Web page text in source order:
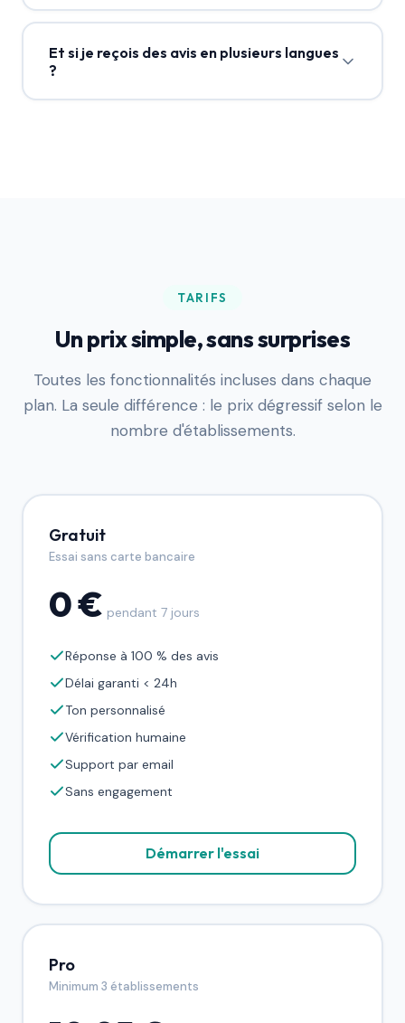
Et si je reçois des avis en plusieurs langues
?
TARIFS
Un prix simple, sans surprises
Toutes les fonctionnalités incluses dans chaque
plan. La seule différence : le prix dégressif selon le
nombre d'établissements.
Gratuit
Essai sans carte bancaire
0 € pendant 7 jours
Réponse à 100 % des avis
Délai garanti < 24h
Ton personnalisé
Vérification humaine
Support par email
Sans engagement
Démarrer l'essai
Pro
Minimum 3 établissements